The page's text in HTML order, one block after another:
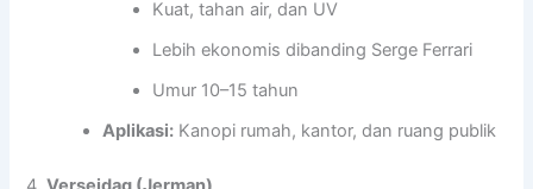
Kuat, tahan air, dan UV
Lebih ekonomis dibanding Serge Ferrari
Umur 10–15 tahun
Aplikasi: Kanopi rumah, kantor, dan ruang publik